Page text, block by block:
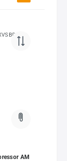
AM